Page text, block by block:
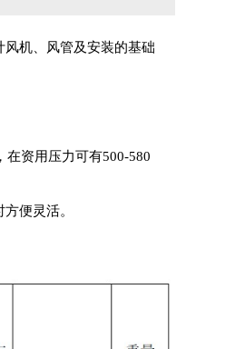
机、风管及安装的基础
资用压力可有500-580
便灵活。